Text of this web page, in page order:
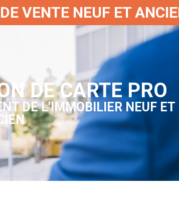
VENTE NEUF ET
DE CARTE PRO
DE L'IMMOBILIER NEUF ET